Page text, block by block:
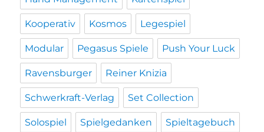
Kooperativ Kosmos Legespiel
Modular Pegasus Spiele Push Your Luck
Ravensburger Reiner Knizia
Schwerkraft-Verlag Set Collection
Solospiel Spielgedanken Spieltagebuch